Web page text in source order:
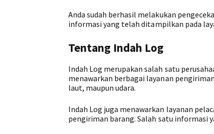
Anda sudah berhasil melakukan
informasi yang telah ditampilkan pada
Tentang Indah Log
Indah Log merupakan salah satu
menawarkan berbagai layanan
laut, maupun udara.
Indah Log juga menawarkan layanan
pengiriman barang. Salah satu informasi